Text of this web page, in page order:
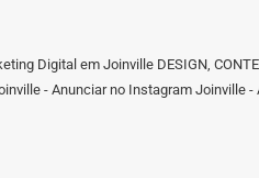
Digital em Joinville DESIGN,
- Anunciar no Instagram Joinville